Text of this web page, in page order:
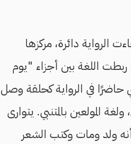
الرواية دائرة، مركزها
ربطت اللغة بين أجزاء "يوم
حاضرًا في الرواية كحلقة وصل
المولعين بالمتنبي. يتوارى
ولد ومات وكتب الشعر